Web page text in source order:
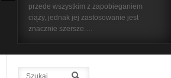
przede wszystkim z zapobieganiem
ciąży, jednak jej zastosowanie jest
znacznie szersze.…